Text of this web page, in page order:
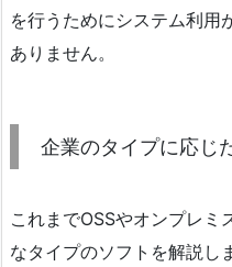
を行うためにシステム利用
ありません。
企業のタイプに応じ
これまでOSSやオンプレミ
なタイプのソフトを解説し